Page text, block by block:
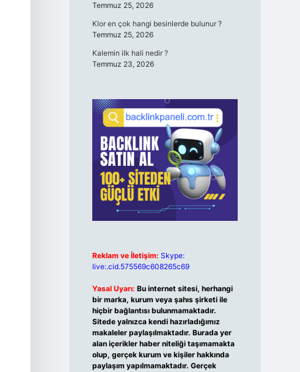
Temmuz 25, 2026
Klor en çok hangi besinlerde bulunur ?
Temmuz 25, 2026
Kalemin ilk hali nedir ?
Temmuz 23, 2026
Reklam ve İletişim: Skype:
live:.cid.575569c608265c69
Yasal Uyarı: Bu internet sitesi, herhangi
bir marka, kurum veya şahıs şirketi ile
hiçbir bağlantısı bulunmamaktadır.
Sitede yalnızca kendi hazırladığımız
makaleler paylaşılmaktadır. Burada yer
alan içerikler haber niteliği taşımamakta
olup, gerçek kurum ve kişiler hakkında
paylaşım yapılmamaktadır. Gerçek